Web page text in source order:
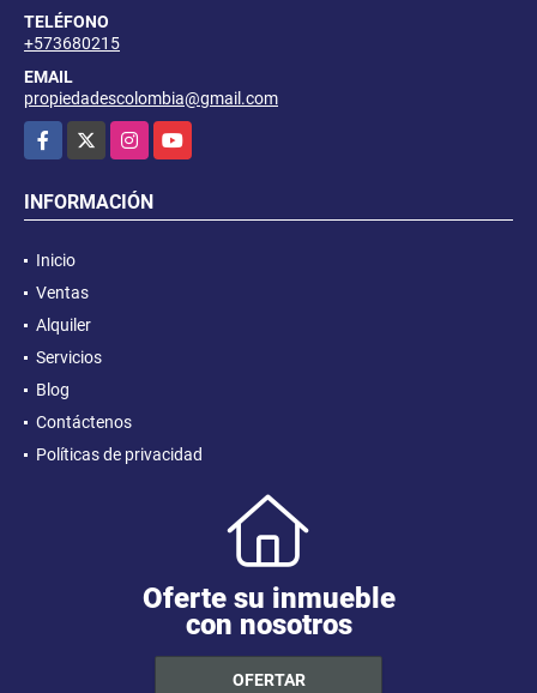
TELÉFONO
+573680215
EMAIL
propiedadescolombia@gmail.com
Facebook
InstagramYouTube
INFORMACIÓN
Inicio
Ventas
Alquiler
Servicios
Blog
Contáctenos
Políticas de privacidad
Oferte su inmueble
con nosotros
OFERTAR